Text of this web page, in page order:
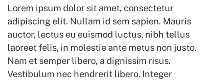
Lorem ipsum dolor sit amet, consectetur
adipiscing elit. Nullam id sem sapien. Mauris
auctor, lectus eu euismod luctus, nibh tellus
laoreet felis, in molestie ante metus non justo.
Nam et semper libero, a dignissim risus.
Vestibulum nec hendrerit libero. Integer